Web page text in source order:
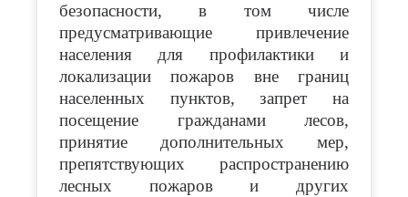
безопасности, в том числе
предусматривающие привлечение
населения для профилактики и
локализации пожаров вне границ
населенных пунктов, запрет на
посещение гражданами лесов,
принятие дополнительных мер,
препятствующих распространению
лесных пожаров и других